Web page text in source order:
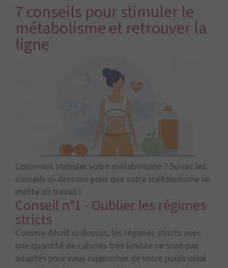
7 conseils pour stimuler le
métabolisme et retrouver la
ligne
Comment stimuler votre métabolisme ? Suivez les
conseils ci-dessous pour que votre métabolisme se
mette au travail !
Conseil n°1 - Oublier les régimes
stricts
Comme décrit ci-dessus, les régimes stricts avec
une quantité de calories très limitée ne sont pas
adaptés pour vous rapprocher de votre poids idéal